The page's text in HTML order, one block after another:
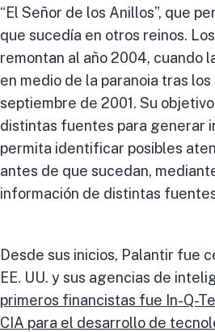
“El Señor de los Anillos”, que
que sucedía en otros reinos.
remontan al año 2004, cuando
en medio de la paranoia tras los
septiembre de 2001. Su
distintas fuentes para generar
permita identificar posibles
antes de que sucedan,
información de distintas
Desde sus inicios, Palantir fue
EE. UU. y sus agencias de
primeros financistas fue In-Q-
CIA para el desarrollo de